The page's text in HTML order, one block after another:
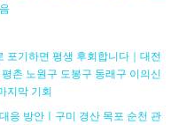
포기하면 평생 후회합니다｜대전
촌 노원구 도봉구 동래구 이의신
지막 기회
응 방안ㅣ구미 경산 목포 순천 관